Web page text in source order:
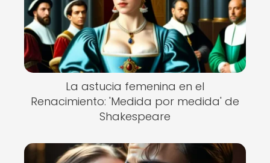
La astucia femenina en el
Renacimiento: 'Medida por medida' de
Shakespeare